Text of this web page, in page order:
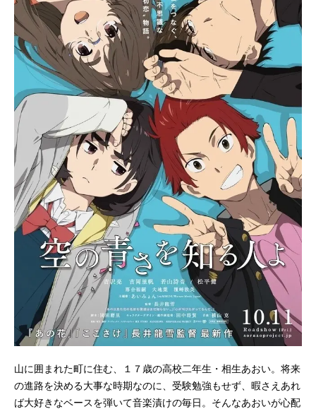
山に囲まれた町に住む、１７歳の高校二年生・相生あおい。将来
の進路を決める大事な時期なのに、受験勉強もせず、暇さえあれ
ば大好きなベースを弾いて音楽漬けの毎日。そんなあおいが心配